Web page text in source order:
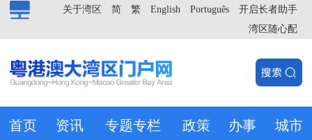
开启长者助手
Português
English
繁
简
关于湾区
湾区随心配
首页 资讯 专题专栏 政策 办事 城市